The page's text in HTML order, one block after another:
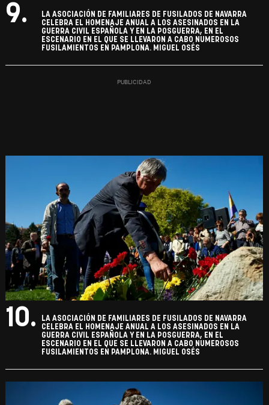
9.
LA ASOCIACIÓN DE FAMILIARES DE FUSILADOS DE NAVARRA
CELEBRA EL HOMENAJE ANUAL A LOS ASESINADOS EN LA
GUERRA CIVIL ESPAÑOLA Y EN LA POSGUERRA, EN EL
ESCENARIO EN EL QUE SE LLEVARON A CABO NUMEROSOS
FUSILAMIENTOS EN PAMPLONA. MIGUEL OSÉS
10.
LA ASOCIACIÓN DE FAMILIARES DE FUSILADOS DE NAVARRA
CELEBRA EL HOMENAJE ANUAL A LOS ASESINADOS EN LA
GUERRA CIVIL ESPAÑOLA Y EN LA POSGUERRA, EN EL
ESCENARIO EN EL QUE SE LLEVARON A CABO NUMEROSOS
FUSILAMIENTOS EN PAMPLONA. MIGUEL OSÉS